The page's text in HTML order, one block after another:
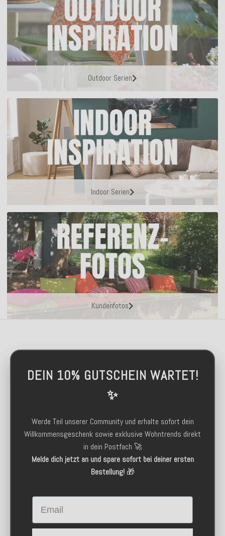
Outdoor Serien
Indoor Serien
Kundenfotos
DEIN 10% GUTSCHEIN WARTET!
✨
Werde Teil unserer Community und erhalte sofort dein
Willkommensgeschenk sowie exklusive Wohntrends direkt
in dein Postfach 🚀
Melde dich jetzt an und spare sofort bei deiner ersten
Bestellung!🎁
Email